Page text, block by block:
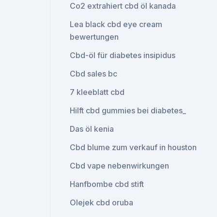
Co2 extrahiert cbd öl kanada
Lea black cbd eye cream
bewertungen
Cbd-öl für diabetes insipidus
Cbd sales bc
7 kleeblatt cbd
Hilft cbd gummies bei diabetes_
Das öl kenia
Cbd blume zum verkauf in houston
Cbd vape nebenwirkungen
Hanfbombe cbd stift
Olejek cbd oruba